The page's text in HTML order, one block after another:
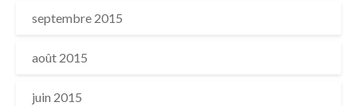
septembre 2015
août 2015
juin 2015